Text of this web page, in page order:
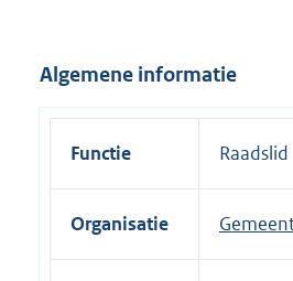
n
k
Algemene informatie
Functie Raadslid
Organisatie